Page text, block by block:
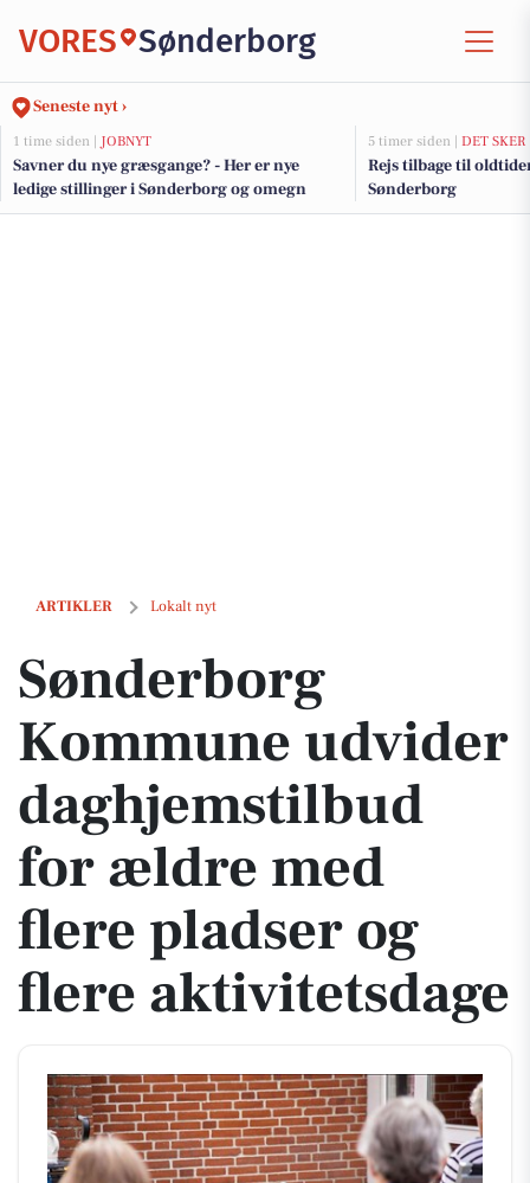
VORES Sønderborg
Seneste nyt ›
1 time siden | JOBNYT
Savner du nye græsgange? - Her er nye
ledige stillinger i Sønderborg og omegn
5 timer siden | DET SKER
Rejs tilbage til
Sønderborg
ARTIKLER Lokalt nyt
Sønderborg Kommune udvider daghjemstilbud for ældre med flere
Sønderborg
Kommune udvider
daghjemstilbud
for ældre med
flere pladser og
flere aktivitetsdage